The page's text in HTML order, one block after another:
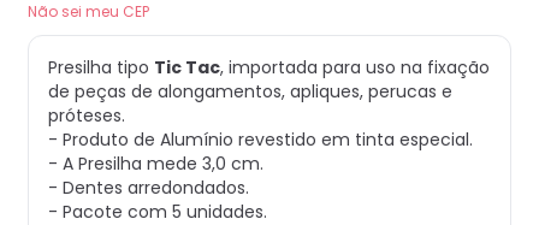
Não sei meu CEP
Presilha tipo Tic Tac, importada para uso na fixação
de peças de alongamentos, apliques, perucas e
próteses.
- Produto de Alumínio revestido em tinta especial.
- A Presilha mede 3,0 cm.
- Dentes arredondados.
- Pacote com 5 unidades.